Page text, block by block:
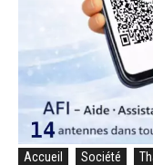
Accueil Société